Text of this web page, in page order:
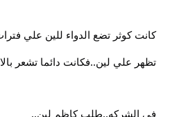
كانت كوثر تضع الدواء للين علي
تظهر علي لين..فكانت دائما تشعر
في الشركه..طلب كاظم لين..